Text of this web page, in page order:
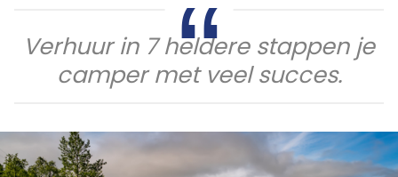
Verhuur in 7 heldere stappen je
camper met veel succes.